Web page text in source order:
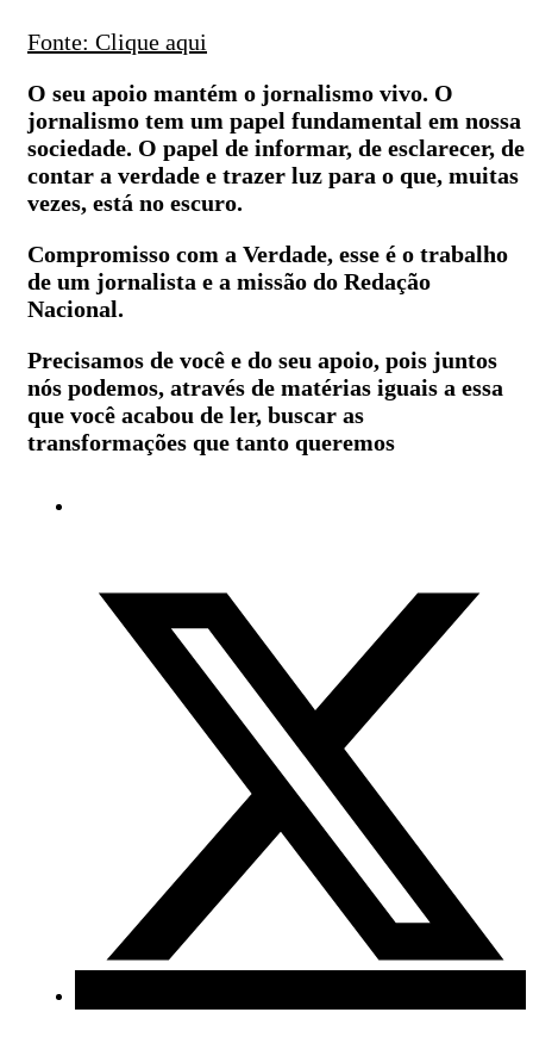
Fonte: Clique aqui
O seu apoio mantém o jornalismo vivo. O
jornalismo tem um papel fundamental em nossa
sociedade. O papel de informar, de esclarecer, de
contar a verdade e trazer luz para o que, muitas
vezes, está no escuro.
Compromisso com a Verdade, esse é o trabalho
de um jornalista e a missão do Redação
Nacional.
Precisamos de você e do seu apoio, pois juntos
nós podemos, através de matérias iguais a essa
que você acabou de ler, buscar as
transformações que tanto queremos